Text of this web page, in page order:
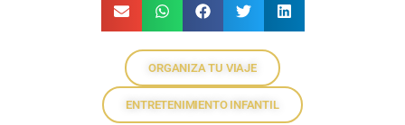
ORGANIZA TU VIAJE
ENTRETENIMIENTO INFANTIL